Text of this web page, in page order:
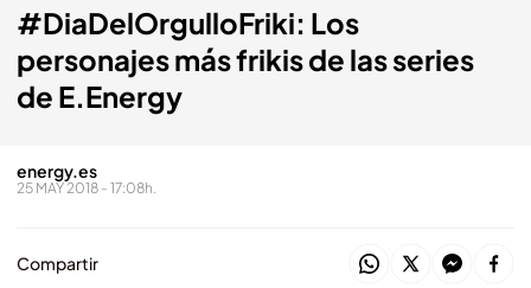
#DiaDelOrgulloFriki: Los
personajes más frikis de las series
de E.Energy
energy.es
25 MAY 2018 - 17:08h.
Compartir